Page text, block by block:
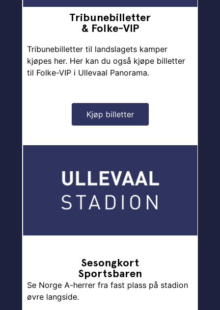
Tribunebilletter
& Folke-VIP
Tribunebilletter til landslagets kamper
kjøpes her. Her kan du også kjøpe billetter
til Folke-VIP i Ullevaal Panorama.
Kjøp billetter
Sesongkort
Sportsbaren
Se Norge A-herrer fra fast plass på stadion
øvre langside.